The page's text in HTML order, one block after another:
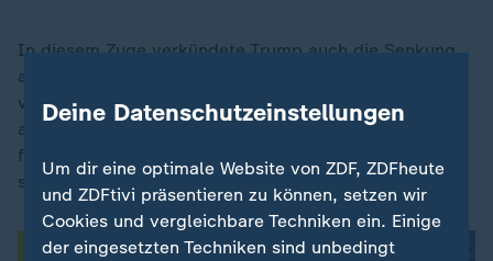
In diesem Zuge verkündete Trump auch die Senkung
anderer, sogenannter reziproker Zölle gegen Indien
von 25 auf 18 Prozent. So bezeichnet Trump Zölle, die
angebliche Ungleichgewichte und Benachteiligungen
für die USA im internationalen Handel ausgleichen
sollen.
Deine Datenschutzeinstellungen
Um dir eine optimale Website von ZDF, ZDFheute
und ZDFtivi präsentieren zu können, setzen wir
Cookies und vergleichbare Techniken ein. Einige
der eingesetzten Techniken sind unbedingt